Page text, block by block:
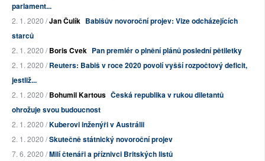
parlament...
2. 1. 2020 /Jan Čulík Babišův novoroční projev: Vize odcházejících
starců
2. 1. 2020 /Boris Cvek Pan premiér o plnění plánů poslední pětiletky
2. 1. 2020 /Reuters: Babiš v roce 2020 povolí vyšší rozpočtový deficit,
jestliž...
2. 1. 2020 /Bohumil Kartous Česká republika v rukou diletantů
ohrožuje svou budoucnost
2. 1. 2020 /Kuberovi inženýři v Austrálii
2. 1. 2020 /Skutečně státnický novoroční projev
7. 6. 2020 /Milí čtenáři a příznivci Britských listů